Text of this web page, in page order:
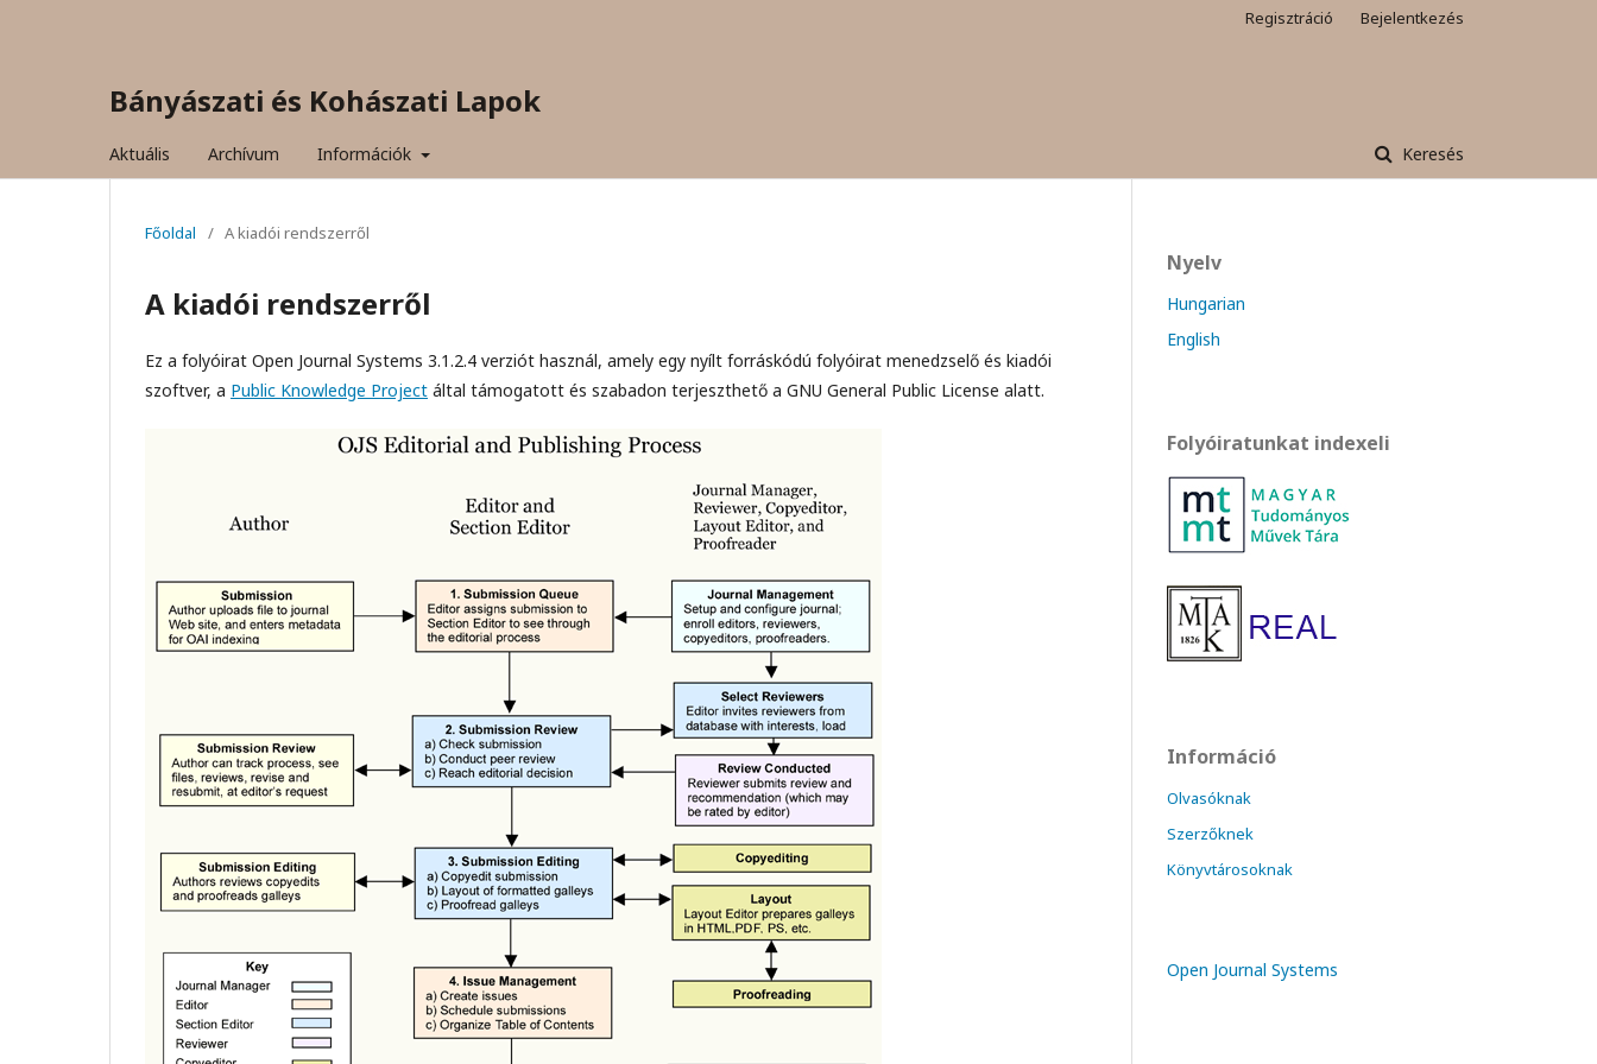
Bányászati és Kohászati Lapok
Aktuális Archívum Információk Keresés
Regisztráció Bejelentkezés
Főoldal / A kiadói rendszerről
A kiadói rendszerről
Ez a folyóirat Open Journal Systems 3.1.2.4 verziót használ, amely egy nyílt forráskódú folyóirat menedzselő és kiadói
szoftver, a Public Knowledge Project által támogatott és szabadon terjeszthető a GNU General Public License alatt.
Nyelv
Hungarian
English
Folyóiratunkat indexeli
Információ
Olvasóknak
Szerzőknek
Könyvtárosoknak
Open Journal Systems